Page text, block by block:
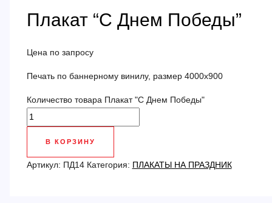
Плакат “С Днем Победы”
Цена по запросу
Печать по баннерному винилу, размер 4000х900
Количество товара Плакат "С Днем Победы"
В КОРЗИНУ
Артикул: ПД14 Категория: ПЛАКАТЫ НА ПРАЗДНИК